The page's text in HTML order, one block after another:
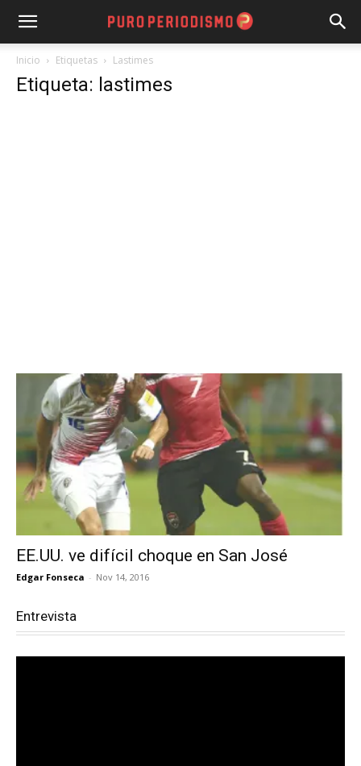
Inicio Etiquetas Lastimes
Etiqueta: lastimes
EE.UU. ve difícil choque en San José
Edgar Fonseca - Nov 14, 2016
Entrevista